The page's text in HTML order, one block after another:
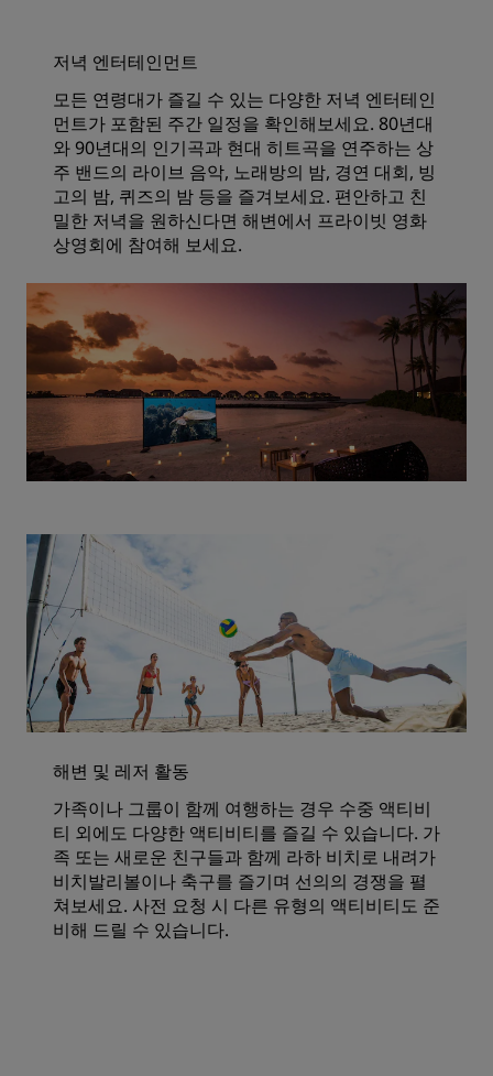
저녁 엔터테인먼트
모든 연령대가 즐길 수 있는 다양한 저녁 엔터테인
먼트가 포함된 주간 일정을 확인해보세요. 80년대
와 90년대의 인기곡과 현대 히트곡을 연주하는 상
주 밴드의 라이브 음악, 노래방의 밤, 경연 대회, 빙
고의 밤, 퀴즈의 밤 등을 즐겨보세요. 편안하고 친
밀한 저녁을 원하신다면 해변에서 프라이빗 영화
상영회에 참여해 보세요.
해변 및 레저 활동
가족이나 그룹이 함께 여행하는 경우 수중 액티비
티 외에도 다양한 액티비티를 즐길 수 있습니다. 가
족 또는 새로운 친구들과 함께 라하 비치로 내려가
비치발리볼이나 축구를 즐기며 선의의 경쟁을 펼
쳐보세요. 사전 요청 시 다른 유형의 액티비티도 준
비해 드릴 수 있습니다.